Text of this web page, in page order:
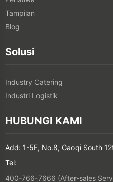
Tampilan
Blog
Solusi
Industry Catering
Industri Logistik
HUBUNGI KAMI
Add: 1-5F, No.8, Gaoqi South
Tel:
400-766-7666 (After-sales